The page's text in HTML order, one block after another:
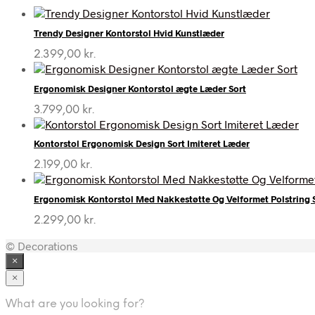
Trendy Designer Kontorstol Hvid Kunstlæder
2.399,00 kr.
Ergonomisk Designer Kontorstol ægte Læder Sort
3.799,00 kr.
Kontorstol Ergonomisk Design Sort Imiteret Læder
2.199,00 kr.
Ergonomisk Kontorstol Med Nakkestøtte Og Velformet Polstring
2.299,00 kr.
© Decorations
×
×
What are you looking for?